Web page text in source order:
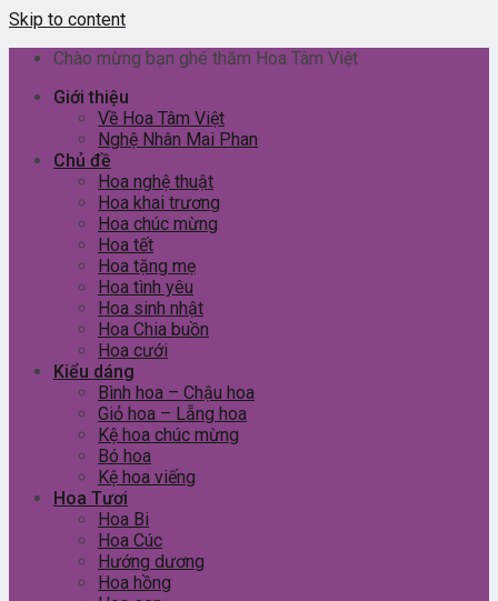
Skip to content
Chào mừng bạn ghé thăm Hoa Tâm Việt
Giới thiệu
Về Hoa Tâm Việt
Nghệ Nhân Mai Phan
Chủ đề
Hoa nghệ thuật
Hoa khai trương
Hoa chúc mừng
Hoa tết
Hoa tặng mẹ
Hoa tình yêu
Hoa sinh nhật
Hoa Chia buồn
Hoa cưới
Kiểu dáng
Bình hoa – Chậu hoa
Giỏ hoa – Lẵng hoa
Kệ hoa chúc mừng
Bó hoa
Kệ hoa viếng
Hoa Tươi
Hoa Bi
Hoa Cúc
Hướng dương
Hoa hồng